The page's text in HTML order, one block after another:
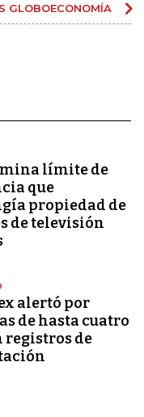
GLOBOECONOMÍA
límite de
que
propiedad de
de televisión
alertó por
de hasta cuatro
registros de